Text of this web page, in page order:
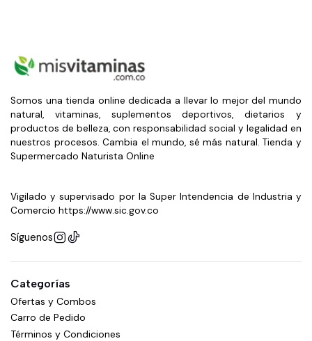
Somos una tienda online dedicada a llevar lo mejor del mundo
natural, vitaminas, suplementos deportivos, dietarios y
productos de belleza, con responsabilidad social y legalidad en
nuestros procesos. Cambia el mundo, sé más natural. Tienda y
Supermercado Naturista Online
Vigilado y supervisado por la Super Intendencia de Industria y
Comercio https://www.sic.gov.co
Síguenos
Categorías
Ofertas y Combos
Carro de Pedido
Términos y Condiciones